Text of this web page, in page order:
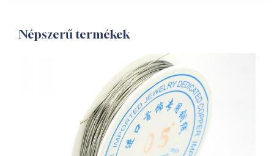
Népszerű termékek